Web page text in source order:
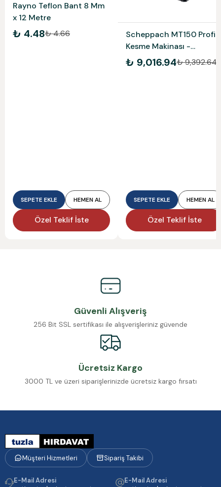
Rayno Teflon Bant 8 Mm
x 12 Metre
₺ 4.48₺ 4.66
SEPETE EKLE HEMEN AL
Özel Teklif İste
Scheppach MT150 Profil
Kesme Makinası -
5903703901
₺ 9,016.94₺ 9,392.64
SEPETE EKLE HEMEN AL
Özel Teklif İste
Güvenli Alışveriş
256 Bit SSL sertifikası ile alışverişleriniz güvende
Ücretsiz Kargo
3000 TL ve üzeri siparişlerinizde ücretsiz kargo fırsatı
Müşteri Hizmetleri Sipariş Takibi
E-Mail Adresi E-Mail Adresi